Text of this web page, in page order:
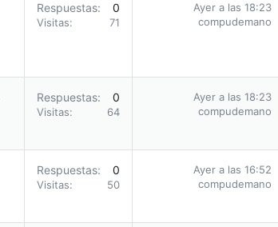
Respuestas 0
Visitas 71
Ayer a las 18:23
compudemano
Respuestas 0
Visitas 64
Ayer a las 18:23
compudemano
Respuestas 0
Visitas 50
Ayer a las 16:52
compudemano